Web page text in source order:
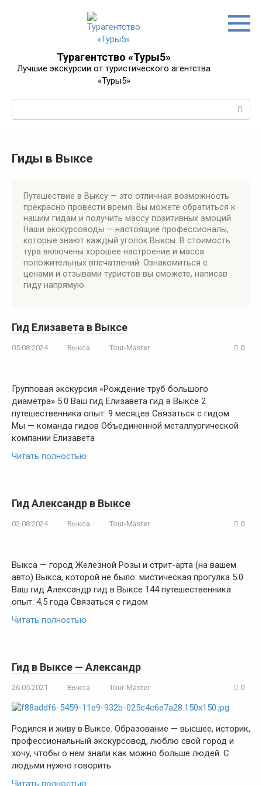
Турагентство «Туры5»
Лучшие экскурсии от туристического агентства
«Туры5»
Гиды в Выксе
Путешествие в Выксу — это отличная возможность
прекрасно провести время. Вы можете обратиться к
нашим гидам и получить массу позитивных эмоций.
Наши экскурсоводы — настоящие профессионалы,
которые знают каждый уголок Выксы. В стоимость
тура включены хорошее настроение и масса
положительных впечатлений. Ознакомиться с
ценами и отзывами туристов вы сможете, написав
гиду напрямую.
Гид Елизавета в Выксе
05.08.2024 Выкса Tour-Master 0
Групповая экскурсия «Рождение труб большого
диаметра» 5.0 Ваш гид Елизавета гид в Выксе 2
путешественника опыт: 9 месяцев Связаться с гидом
Мы — команда гидов Объединенной металлургической
компании Елизавета
Читать полностью
Гид Александр в Выксе
02.08.2024 Выкса Tour-Master 0
Выкса — город Железной Розы и стрит-арта (на вашем
авто) Выкса, которой не было: мистическая прогулка 5.0
Ваш гид Александр гид в Выксе 144 путешественника
опыт: 4,5 года Связаться с гидом
Читать полностью
Гид в Выксе — Александр
26.05.2021 Выкса Tour-Master 0
Родился и живу в Выксе. Образование — высшее, историк,
профессиональный экскурсовод, люблю свой город и
хочу, чтобы о нем знали как можно больше людей. С
людьми нужно говорить
Читать полностью